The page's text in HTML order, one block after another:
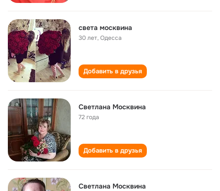
света москвина
30 лет,Одесса
Добавить в друзья
Светлана Москвина
72 года
Добавить в друзья
Светлана Москвина